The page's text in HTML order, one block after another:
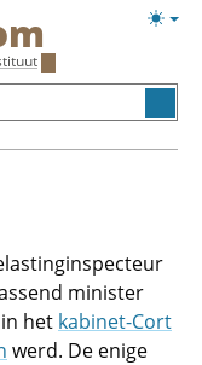
minister
het kabinet-Cort
werd. De enige